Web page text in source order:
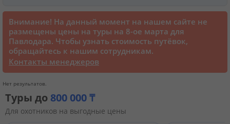
Круизы
Статьи
70131 отзыв наших туристов
Внимание! На данный момент на нашем сайте не
размещены цены на туры на 8-ое марта для
Павлодара. Чтобы узнать стоимость путёвок,
обращайтесь к нашим сотрудникам.
Контакты менеджеров
Нет результатов.
Туры до 800 000 ₸
Для охотников на выгодные цены